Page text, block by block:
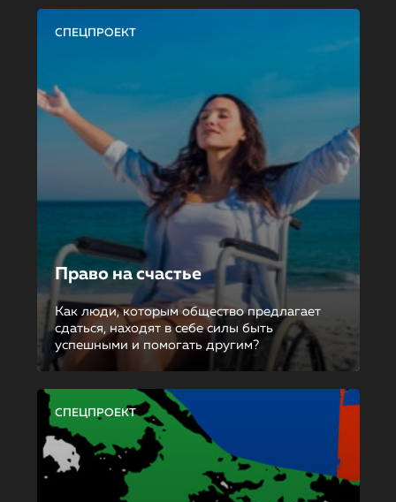
СПЕЦПРОЕКТ
Право на счастье
Как люди, которым общество предлагает
сдаться, находят в себе силы быть
успешными и помогать другим?
СПЕЦПРОЕКТ